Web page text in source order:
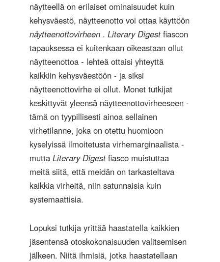
näytteellä on erilaiset ominaisuudet kuin
kehysväestö, näytteenotto voi ottaa käyttöön
näytteenottovirheen . Literary Digestfiascon
tapauksessa ei kuitenkaan oikeastaan ​​ollut
näytteenottoa - lehteä ottaisi yhteyttä
kaikkiin kehysväestöön - ja siksi
näytteenottovirhe ei ollut. Monet tutkijat
keskittyvät yleensä näytteenottovirheeseen -
tämä on tyypillisesti ainoa sellainen
virhetilanne, joka on otettu huomioon
kyselyissä ilmoitetusta virhemarginaalista -
mutta Literary Digestfiasco muistuttaa
meitä siitä, että meidän on tarkasteltava
kaikkia virheitä, niin satunnaisia ​​kuin
systemaattisia.
Lopuksi tutkija yrittää haastatella kaikkien
jäsentensä otoskokonaisuuden valitsemisen
jälkeen. Niitä ihmisiä, jotka haastatellaan